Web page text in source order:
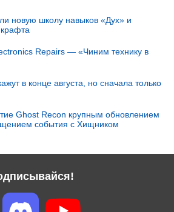
новую школу навыков «Дух» и
Repairs — «Чиним технику в
в конце августа, но сначала только
Ghost Recon крупным обновлением
события с Хищником